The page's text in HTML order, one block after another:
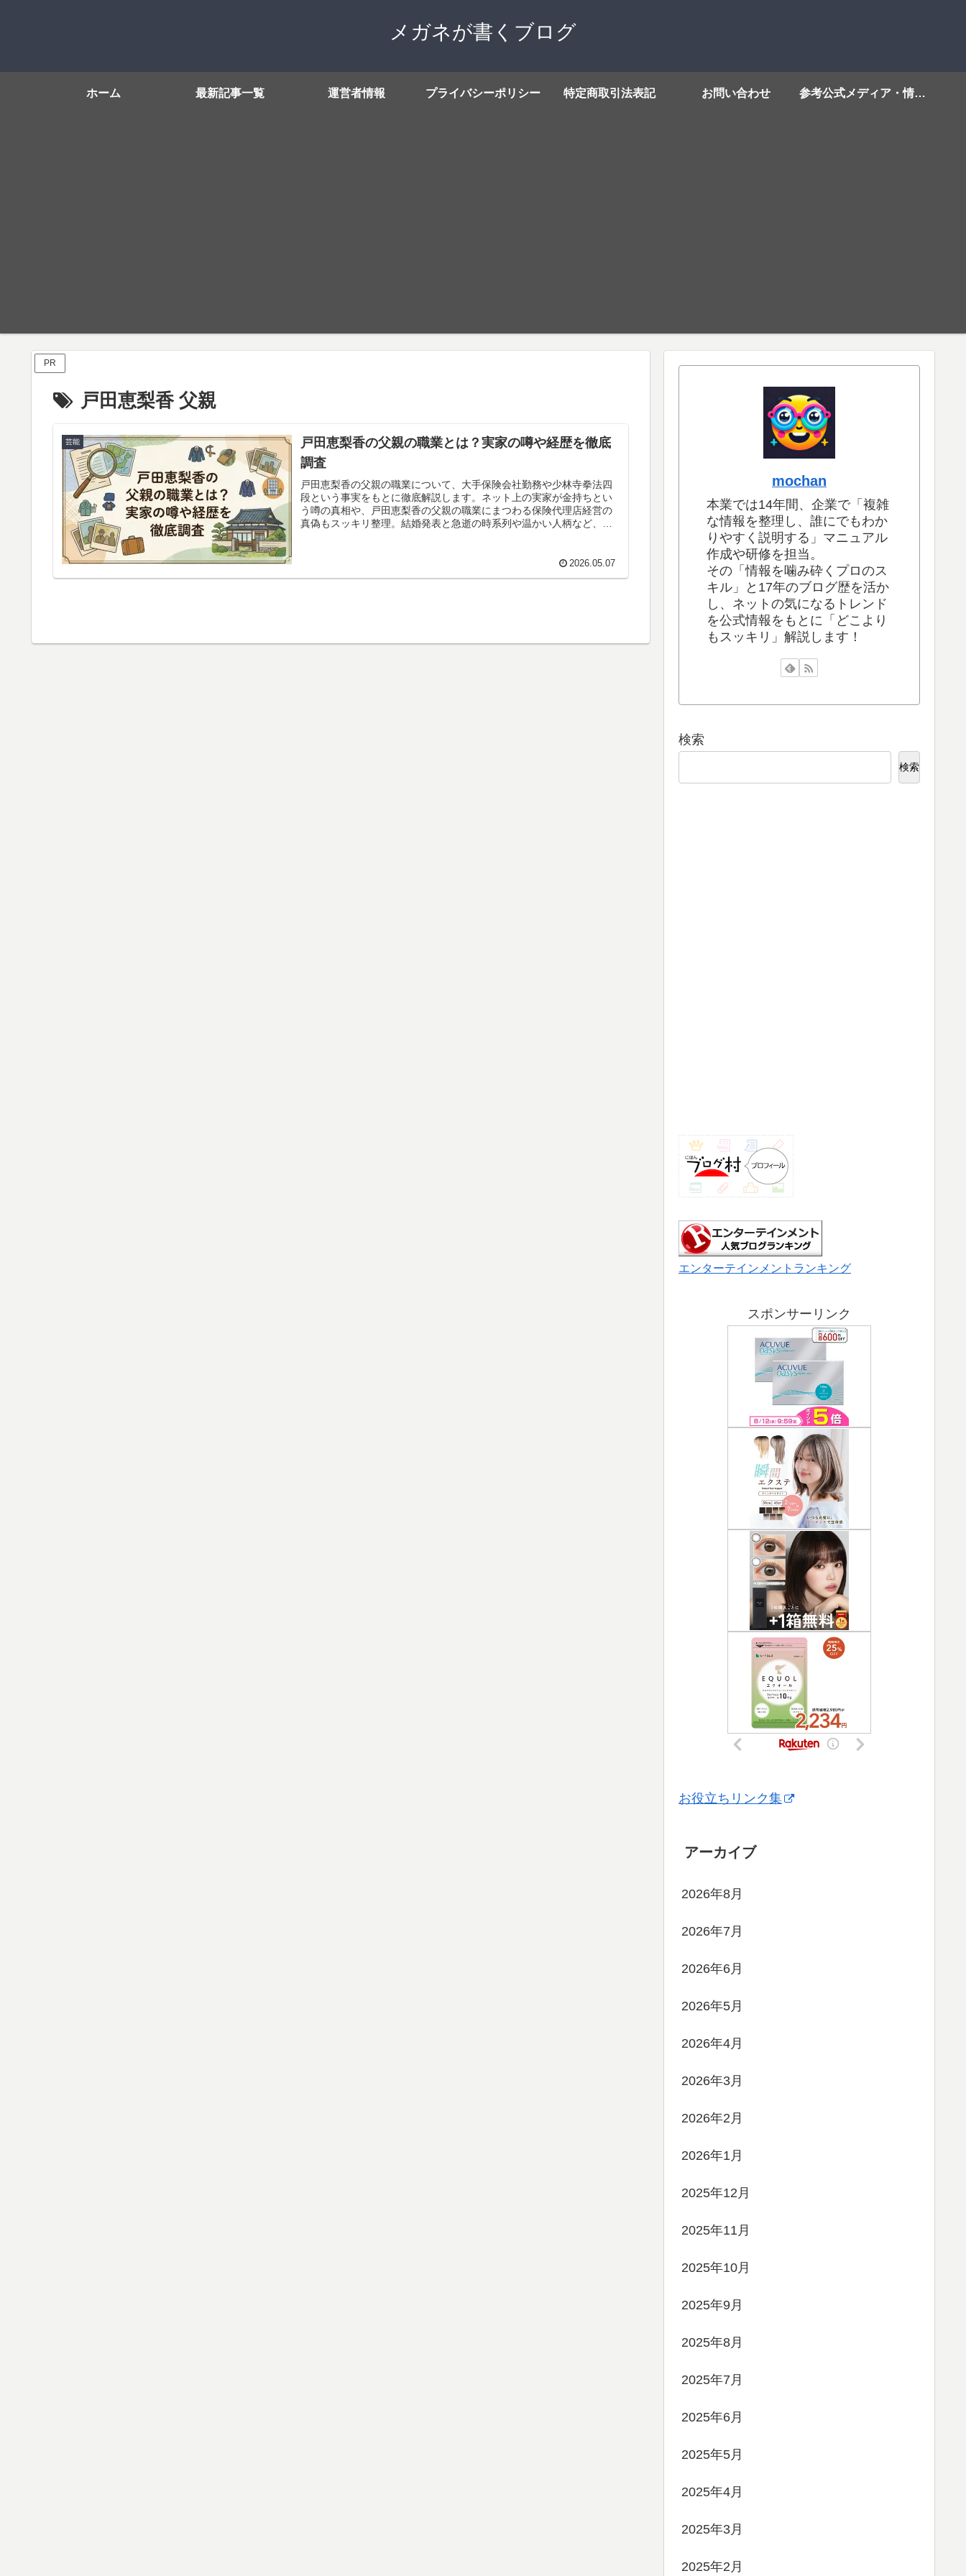
メガネが書くブログ
ホーム 最新記事一覧 運営者情報 プライバシーポリシー 特定商取引法表記 お問い合わせ 参考公式メディア・情報源リンク
PR
戸田恵梨香 父親
芸能
戸田恵梨香の父親の職業とは？実家の噂や経歴を徹底
調査
戸田恵梨香の父親の職業について、大手保険会社勤務や少林寺拳法四
段という事実をもとに徹底解説します。ネット上の実家が金持ちとい
う噂の真相や、戸田恵梨香の父親の職業にまつわる保険代理店経営の
真偽もスッキリ整理。結婚発表と急逝の時系列や温かい人柄など、気
2026.05.07
mochan
本業では14年間、企業で「複雑
な情報を整理し、誰にでもわか
りやすく説明する」マニュアル
作成や研修を担当。
その「情報を噛み砕くプロのス
キル」と17年のブログ歴を活か
し、ネットの気になるトレンド
を公式情報をもとに「どこより
もスッキリ」解説します！
検索
検索
エンターテインメントランキング
スポンサーリンク
お役立ちリンク集
アーカイブ
2026年8月
2026年7月
2026年6月
2026年5月
2026年4月
2026年3月
2026年2月
2026年1月
2025年12月
2025年11月
2025年10月
2025年9月
2025年8月
2025年7月
2025年6月
2025年5月
2025年4月
2025年3月
2025年2月